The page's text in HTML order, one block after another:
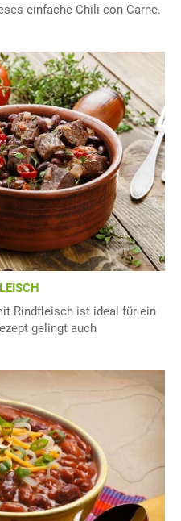
einfache Chili con Carne.
Rindfleisch ist ideal für ein
gelingt auch